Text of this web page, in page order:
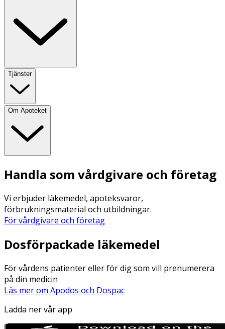
Tjänster
Om Apoteket
Handla som vårdgivare och företag
Vi erbjuder läkemedel, apoteksvaror,
förbrukningsmaterial och utbildningar.
För vårdgivare och företag
Dosförpackade läkemedel
För vårdens patienter eller för dig som vill prenumerera
på din medicin
Läs mer om Apodos och Dospac
Ladda ner vår app